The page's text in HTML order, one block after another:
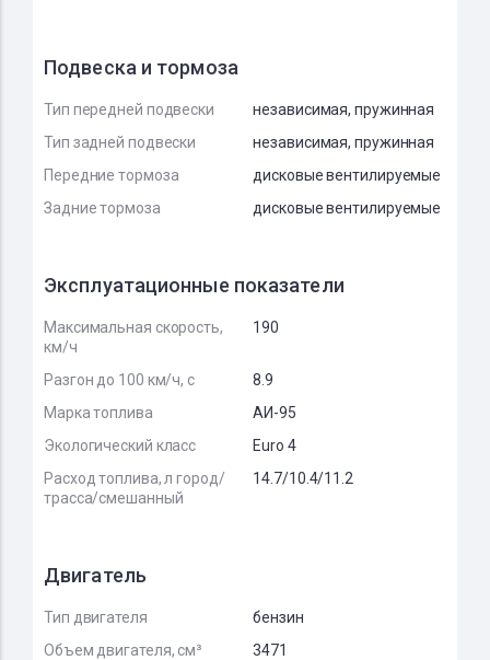
Подвеска и тормоза
Тип передней подвески
независимая, пружинная
Тип задней подвески
независимая, пружинная
Передние тормоза
дисковые вентилируемые
Задние тормоза
дисковые вентилируемые
Эксплуатационные показатели
Максимальная скорость,
км/ч
190
Разгон до 100 км/ч, с
8.9
Марка топлива
АИ-95
Экологический класс
Euro 4
Расход топлива, л город/
трасса/смешанный
14.7/10.4/11.2
Двигатель
Тип двигателя
бензин
Объем двигателя, см³
3471